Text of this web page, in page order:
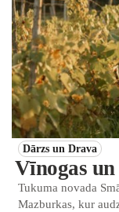
Dārzs un Drava
Vīnogas
Tukuma novada
Mazburkas, kur